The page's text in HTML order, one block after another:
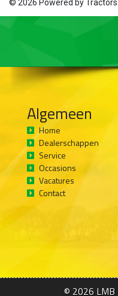
© 2026 Powered by
Algemeen
Home
Dealerschappen
Service
Occasions
Vacatures
Contact
© 2026